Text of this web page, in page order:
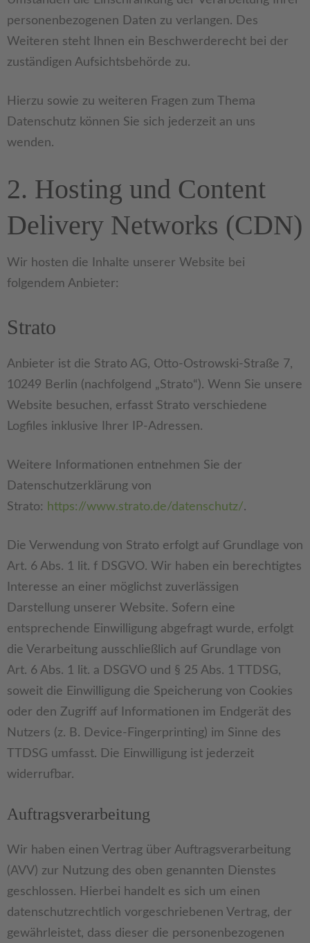
personenbezogenen Daten zu verlangen. Des
Weiteren steht Ihnen ein Beschwerderecht bei der
zuständigen Aufsichtsbehörde zu.
Hierzu sowie zu weiteren Fragen zum Thema
Datenschutz können Sie sich jederzeit an uns
wenden.
2. Hosting und Content
Delivery Networks (CDN)
Wir hosten die Inhalte unserer Website bei
folgendem Anbieter:
Strato
Anbieter ist die Strato AG, Otto-Ostrowski-Straße 7,
10249 Berlin (nachfolgend „Strato“). Wenn Sie unsere
Website besuchen, erfasst Strato verschiedene
Logfiles inklusive Ihrer IP-Adressen.
Weitere Informationen entnehmen Sie der
Datenschutzerklärung von
Strato: https://www.strato.de/datenschutz/.
Die Verwendung von Strato erfolgt auf Grundlage von
Art. 6 Abs. 1 lit. f DSGVO. Wir haben ein berechtigtes
Interesse an einer möglichst zuverlässigen
Darstellung unserer Website. Sofern eine
entsprechende Einwilligung abgefragt wurde, erfolgt
die Verarbeitung ausschließlich auf Grundlage von
Art. 6 Abs. 1 lit. a DSGVO und § 25 Abs. 1 TTDSG,
soweit die Einwilligung die Speicherung von Cookies
oder den Zugriff auf Informationen im Endgerät des
Nutzers (z. B. Device-Fingerprinting) im Sinne des
TTDSG umfasst. Die Einwilligung ist jederzeit
widerrufbar.
Auftragsverarbeitung
Wir haben einen Vertrag über Auftragsverarbeitung
(AVV) zur Nutzung des oben genannten Dienstes
geschlossen. Hierbei handelt es sich um einen
datenschutzrechtlich vorgeschriebenen Vertrag, der
gewährleistet, dass dieser die personenbezogenen